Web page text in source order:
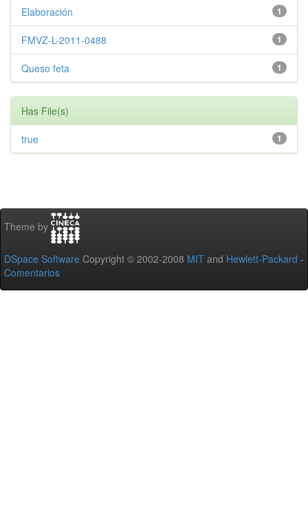
1
Elaboración
1
FMVZ-L-2011-0488
1
Queso feta
Has File(s)
1
true
Theme by
DSpace Software Copyright © 2002-2008 MIT and Hewlett-Packard -
Comentarios